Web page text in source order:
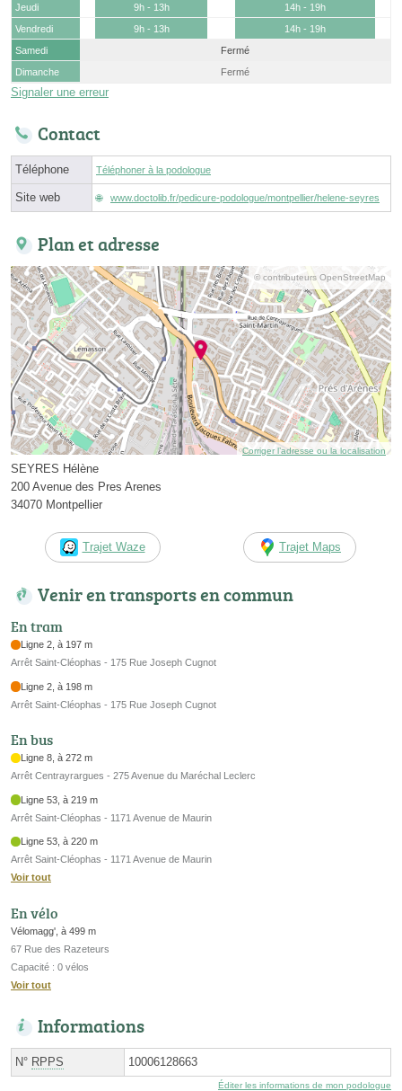
Jeudi
9h - 13h
14h - 19h
Vendredi
9h - 13h
14h - 19h
Samedi
Fermé
Dimanche
Fermé
Signaler une erreur
Contact
Téléphone Téléphoner à la podologue
Site web www.doctolib.fr/pedicure-podologue/montpellier/helene-seyres
Plan et adresse
© contributeurs OpenStreetMap
Corriger l’adresse ou la localisation
SEYRES Hélène
200 Avenue des Pres Arenes
34070 Montpellier
Trajet Waze Trajet Maps
Venir en transports en commun
En tram
Ligne 2, à 197 m
Arrêt Saint-Cléophas - 175 Rue Joseph Cugnot
Ligne 2, à 198 m
Arrêt Saint-Cléophas - 175 Rue Joseph Cugnot
En bus
Ligne 8, à 272 m
Arrêt Centrayrargues - 275 Avenue du Maréchal Leclerc
Ligne 53, à 219 m
Arrêt Saint-Cléophas - 1171 Avenue de Maurin
Ligne 53, à 220 m
Arrêt Saint-Cléophas - 1171 Avenue de Maurin
Voir tout
En vélo
Vélomagg', à 499 m
67 Rue des Razeteurs
Capacité : 0 vélos
Voir tout
Informations
N° RPPS 10006128663
Éditer les informations de mon podologue